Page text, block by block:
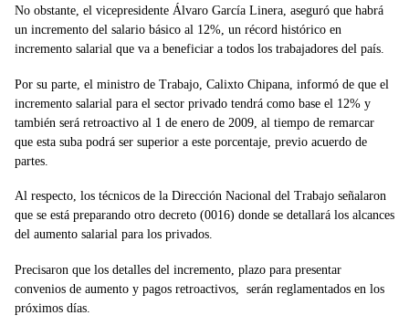
No obstante, el vicepresidente Álvaro García Linera, aseguró que habrá
un incremento del salario básico al 12%, un récord histórico en
incremento salarial que va a beneficiar a todos los trabajadores del país.
Por su parte, el ministro de Trabajo, Calixto Chipana, informó de que el
incremento salarial para el sector privado tendrá como base el 12% y
también será retroactivo al 1 de enero de 2009, al tiempo de remarcar
que esta suba podrá ser superior a este porcentaje, previo acuerdo de
partes.
Al respecto, los técnicos de la Dirección Nacional del Trabajo señalaron
que se está preparando otro decreto (0016) donde se detallará los alcances
del aumento salarial para los privados.
Precisaron que los detalles del incremento, plazo para presentar
convenios de aumento y pagos retroactivos, serán reglamentados en los
próximos días.